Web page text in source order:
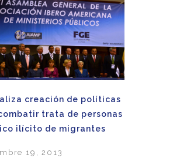
creación de políticas
trata de personas
ilícito de migrantes
19, 2013